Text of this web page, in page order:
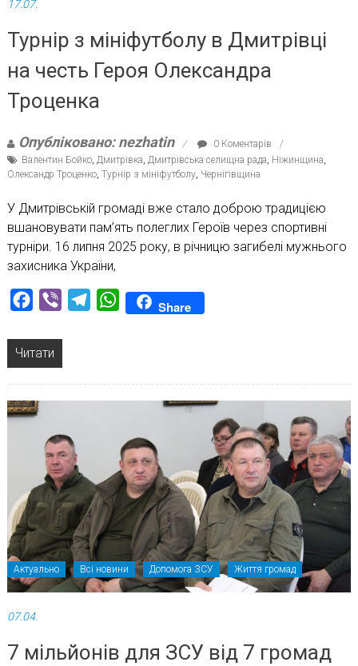
17.07.
Турнір з мініфутболу в Дмитрівці
на честь Героя Олександра
Троценка
Опубліковано: nezhatin
0 Коментарів
Валентин Бойко, Дмитрівка Дмитрівська селищна рада Ніжинщина
Олександр Троценко, Турнір з мініфутболу, Чернігівщина
У Дмитрівській громаді вже стало доброю традицією
вшановувати пам’ять полеглих Героїв через спортивні
турніри. 16 липня 2025 року, в річницю загибелі мужнього
захисника України,
Facebook
Viber TelegramWhatsAppShare
Читати
Актуально Всі новини Допомога ЗСУ Життя громад
07.04.
7 мільйонів для ЗСУ від 7 громад